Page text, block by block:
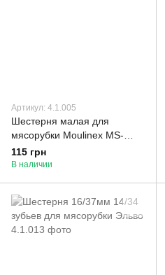
Артикул: 4.1.005
Шестерня малая для
мясорубки Moulinex MS-
4775533
115 грн
В наличии